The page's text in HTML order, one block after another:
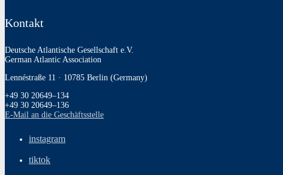
Kontakt
Deutsche Atlantische Gesellschaft e.V.
German Atlantic Association
Lennéstraße 11 · 10785 Berlin (Germany)
+49 30 20649–134
+49 30 20649–136
E‑Mail an die Geschäftsstelle
instagram
tiktok